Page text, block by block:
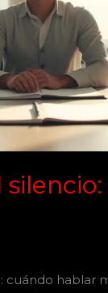
hablar